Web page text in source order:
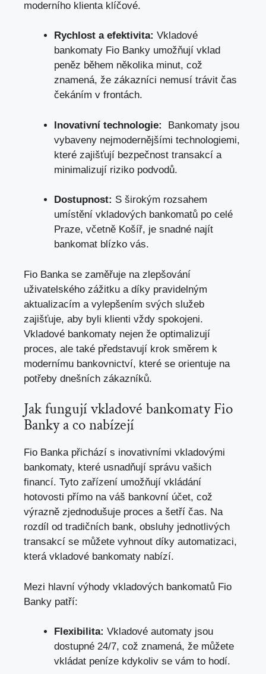
moderního klienta​ klíčové.
Rychlost a efektivita: Vkladové
bankomaty Fio ⁣Banky umožňují vklad
peněz během několika minut, což
znamená,‌ že zákazníci nemusí trávit čas
čekáním v frontách.
Inovativní technologie:
⁣ Bankomaty‌ jsou⁣
vybaveny nejmodernějšími technologiemi,
které zajišťují bezpečnost transakcí⁣ a
minimalizují riziko podvodů.
Dostupnost: S širokým rozsahem
umístění vkladových bankomatů po celé
Praze, včetně Košíř, je snadné najít
bankomat blízko vás.
Fio ⁢Banka⁢ se zaměřuje na zlepšování
uživatelského zážitku ‍a díky pravidelným​
aktualizacím a vylepšením svých služeb
zajišťuje, aby byli klienti vždy spokojeni.
Vkladové bankomaty nejen že optimalizují
proces, ale ⁣také představují krok ‌směrem ‍k
modernímu bankovnictví, které se orientuje na
potřeby dnešních ‍zákazníků.
Jak fungují vkladové bankomaty Fio
Banky a ⁣co nabízejí
Fio Banka přichází s inovativními vkladovými
bankomaty, které usnadňují správu vašich
financí.‍ Tyto zařízení ‌umožňují vkládání ​
hotovosti přímo na váš bankovní účet, což
⁤výrazně zjednodušuje proces a šetří čas.‌ Na
rozdíl od tradičních bank, obsluhy jednotlivých‍
transakcí se můžete vyhnout díky automatizaci,⁢
která ⁤vkladové bankomaty nabízí.
Mezi hlavní výhody vkladových bankomatů Fio
⁣Banky patří:
Flexibilita: Vkladové automaty jsou
dostupné 24/7, což znamená, že ​můžete
vkládat peníze kdykoliv se vám to hodí.